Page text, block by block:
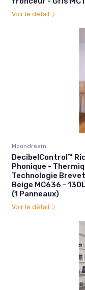
Voir le détail
Moondream
DecibelControl™
Phonique -
Technologie
Beige MC636 -
(1 Panneaux)
Voir le détail